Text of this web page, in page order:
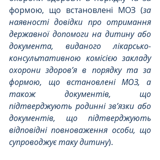
формою, що встановлені МОЗ (за
наявності довідки про отримання
державної допомоги на дитину або
документа, виданого лікарсько-
консультативною комісією закладу
охорони здоров’я в порядку та за
формою, що встановлені МОЗ, а
також документів, що
підтверджують родинні зв’язки або
документів, що підтверджують
відповідні повноваження особи, що
супроводжує таку дитину).